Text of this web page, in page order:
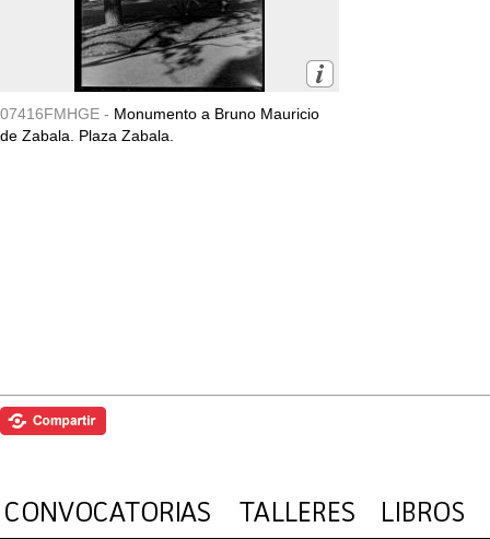
07416FMHGE - Monumento a Bruno Mauricio
de Zabala. Plaza Zabala.